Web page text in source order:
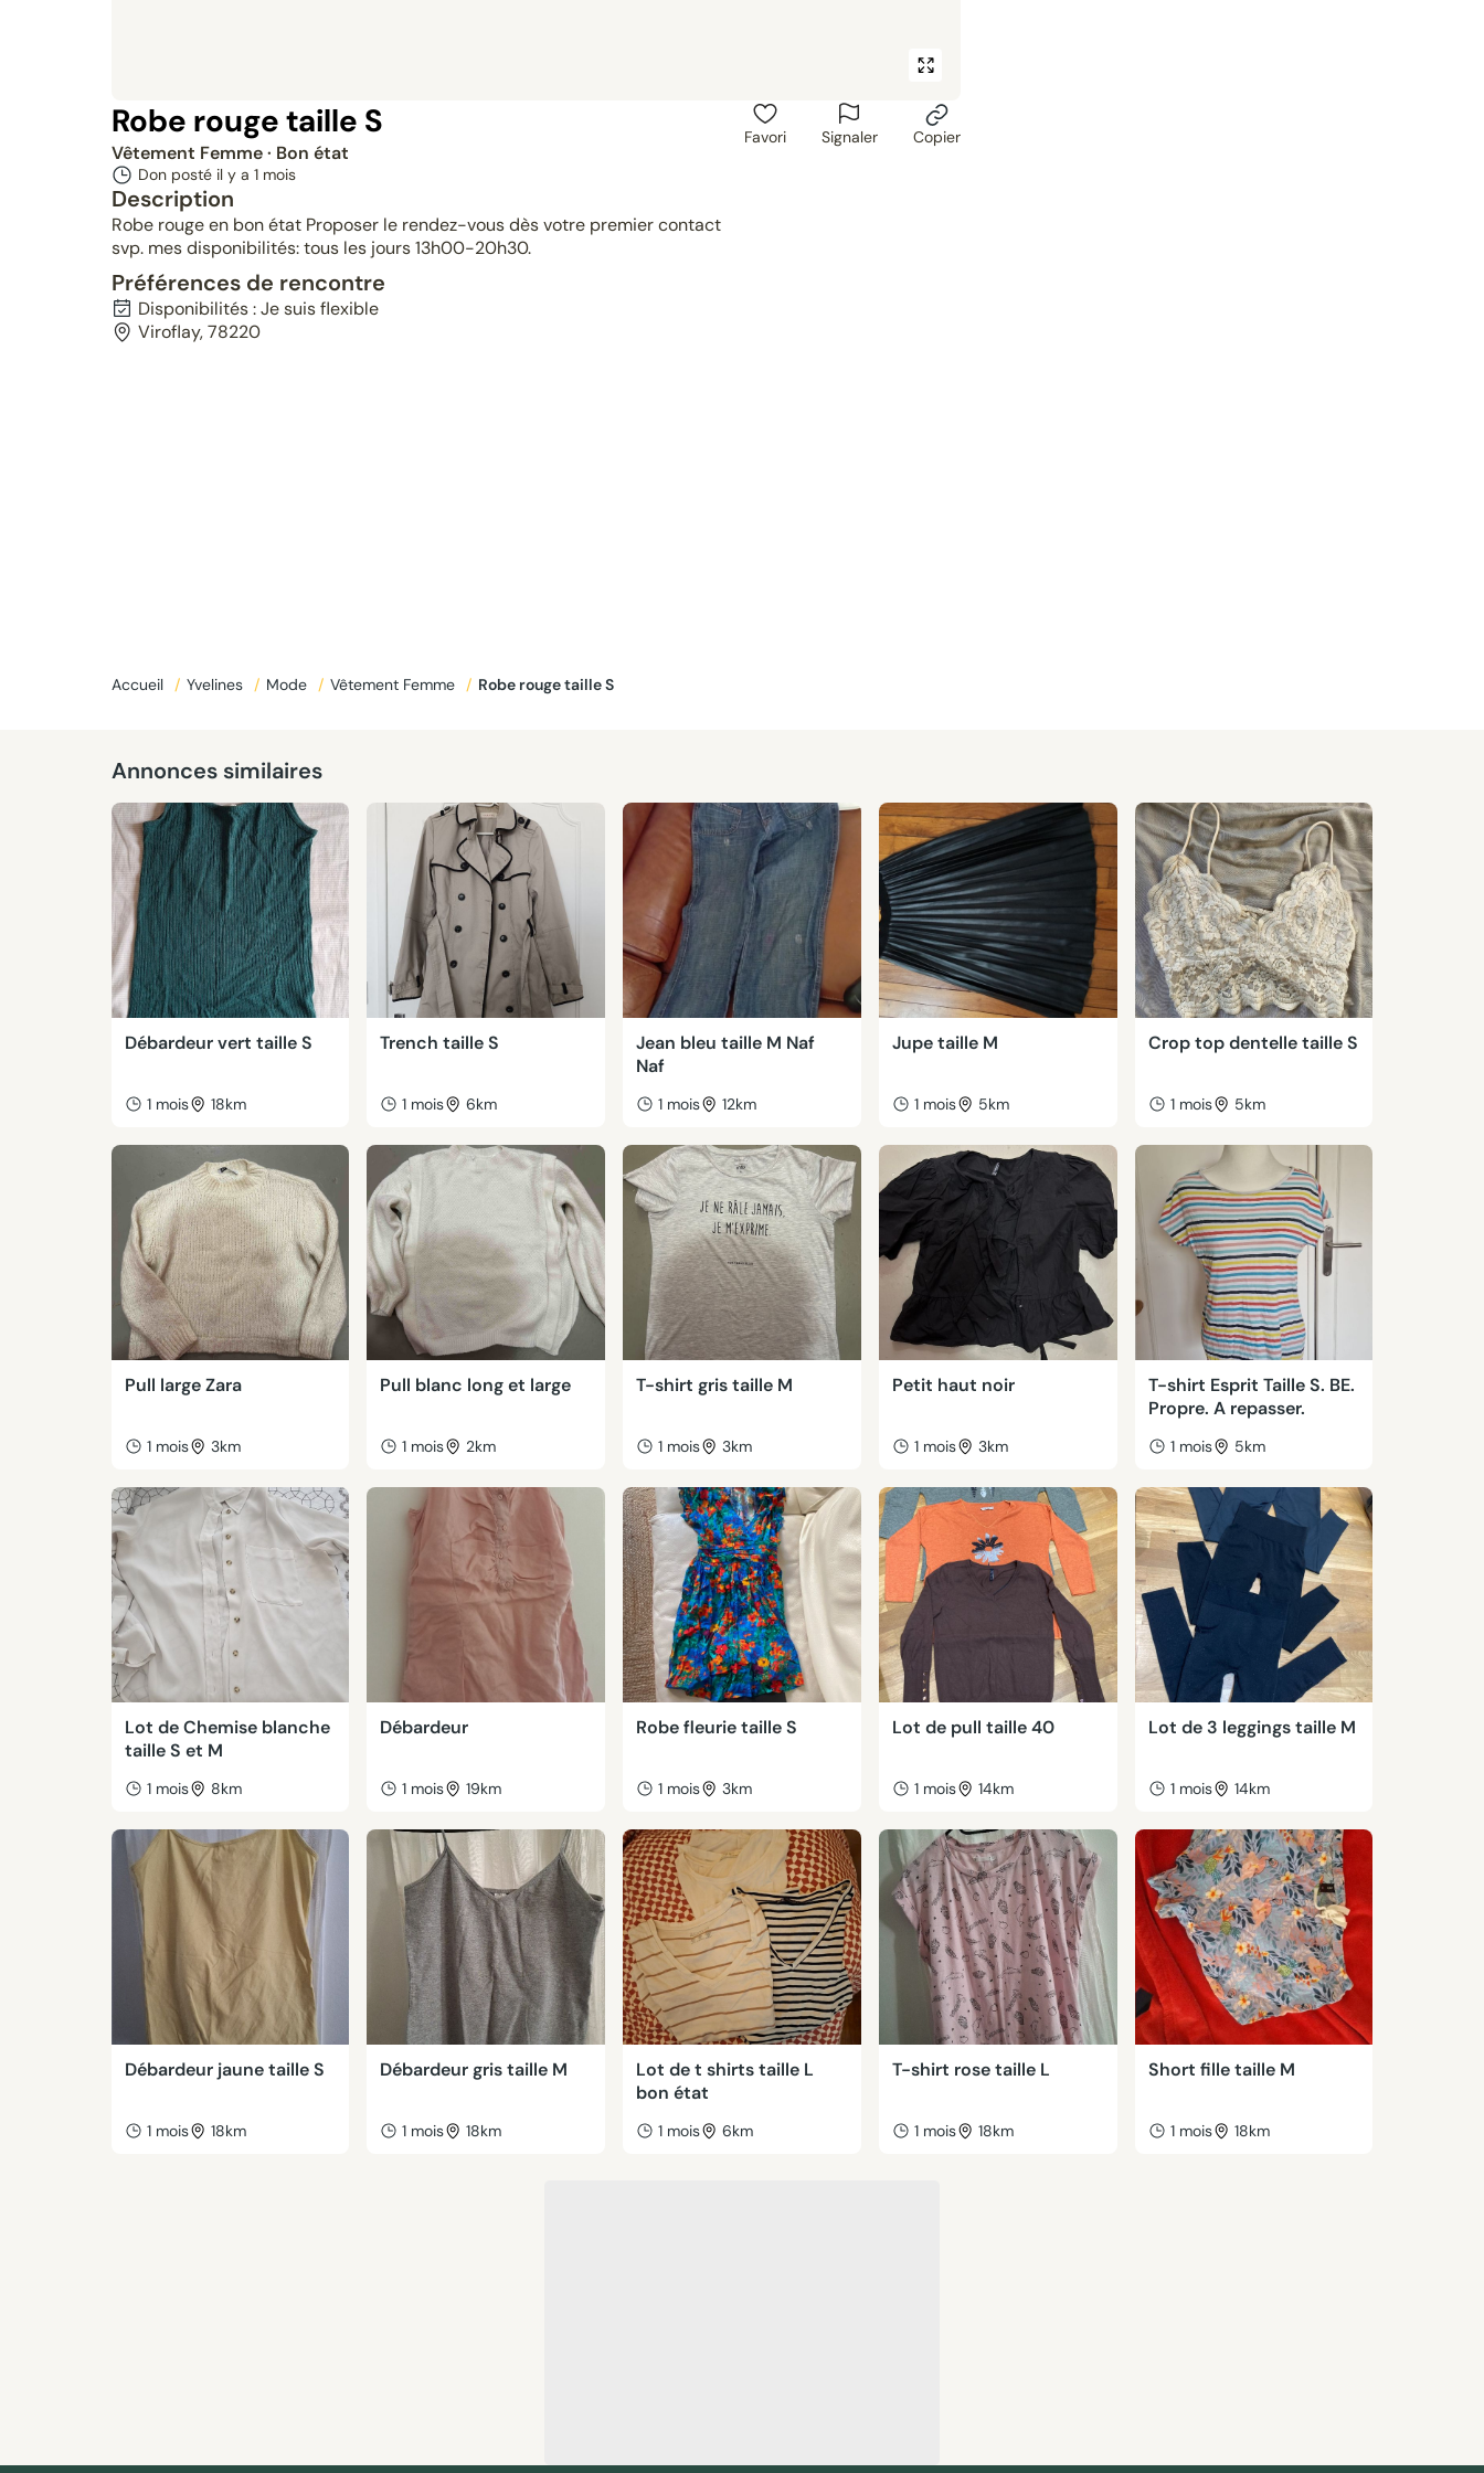
Robe rouge taille S
Vêtement Femme· Bon état
Don posté il y a 1 mois
Description
Robe rouge en bon état Proposer le rendez-vous dès votre premier contact
svp. mes disponibilités: tous les jours 13h00-20h30.
Favori Signaler Copier
Préférences de rencontre
Disponibilités : Je suis flexible
Viroflay, 78220
Accueil / Yvelines / Mode / Vêtement Femme / Robe rouge taille S
Annonces similaires
Débardeur vert taille S
1 mois 18km
Trench taille S
1 mois 6km
Jean bleu taille M Naf
Naf
1 mois 12km
Jupe taille M
1 mois 5km
Crop top dentelle taille S
1 mois 5km
Pull large Zara
1 mois 3km
Pull blanc long et large
1 mois 2km
T-shirt gris taille M
1 mois 3km
Petit haut noir
1 mois 3km
T-shirt Esprit Taille S. BE.
Propre. A repasser.
1 mois 5km
Lot de Chemise blanche
taille S et M
1 mois 8km
Débardeur
1 mois 19km
Robe fleurie taille S
1 mois 3km
Lot de pull taille 40
1 mois 14km
Lot de 3 leggings taille M
1 mois 14km
Débardeur jaune taille S
1 mois 18km
Débardeur gris taille M
1 mois 18km
Lot de t shirts taille L
bon état
1 mois 6km
T-shirt rose taille L
1 mois 18km
Short fille taille M
1 mois 18km